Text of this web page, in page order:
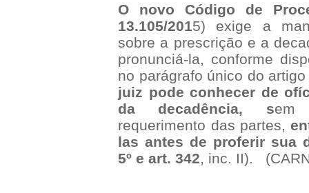
O novo Código de
13.105/2015) exige a
sobre a prescrição e a
pronunciá-la, conforme
no parágrafo único do
juiz pode conhecer de
da decadência, sem
requerimento das partes,
las antes de proferir sua
5º e art. 342, inc. II).